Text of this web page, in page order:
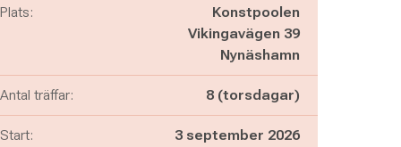
Plats:
Konstpoolen
Vikingavägen 39
Nynäshamn
Antal träffar: 8 (torsdagar)
Start: 3 september 2026